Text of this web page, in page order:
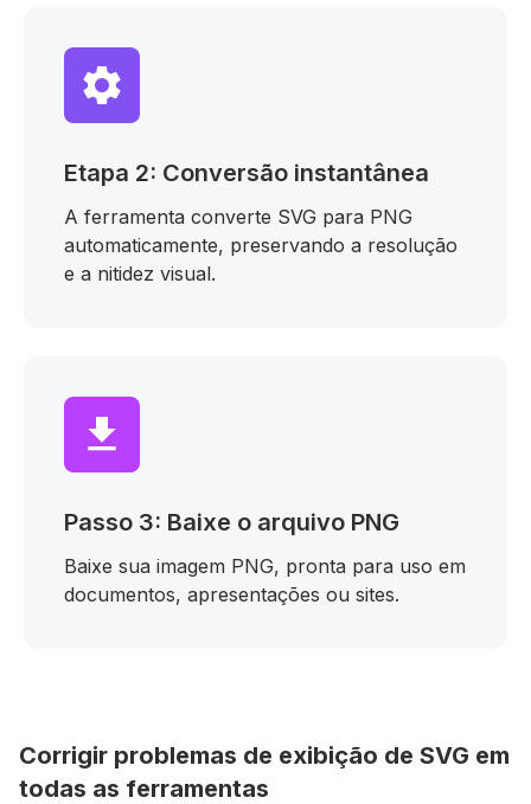
Etapa 2: Conversão instantânea
A ferramenta converte SVG para PNG
automaticamente, preservando a resolução
e a nitidez visual.
Passo 3: Baixe o arquivo PNG
Baixe sua imagem PNG, pronta para uso em
documentos, apresentações ou sites.
Corrigir problemas de exibição de SVG em
todas as ferramentas